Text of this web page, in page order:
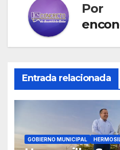
Por
Entrada relacionada
GOBIERNO MUNICIPAL